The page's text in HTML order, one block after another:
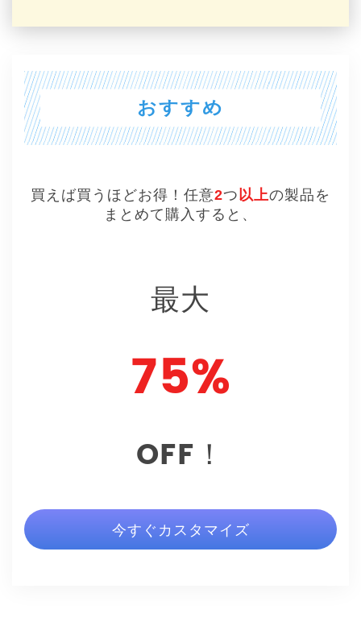
おすすめ
買えば買うほどお得！任意2つ以上の製品を
まとめて購入すると、
最大
75%
OFF！
今すぐカスタマイズ